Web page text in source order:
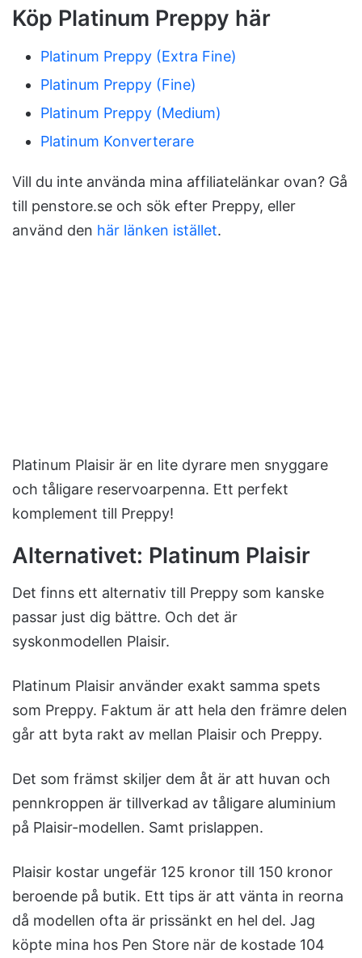
Köp Platinum Preppy här
Platinum Preppy (Extra Fine)
Platinum Preppy (Fine)
Platinum Preppy (Medium)
Platinum Konverterare
Vill du inte använda mina affiliatelänkar ovan? Gå
till penstore.se och sök efter Preppy, eller
använd den här länken istället.
Platinum Plaisir är en lite dyrare men snyggare
och tåligare reservoarpenna. Ett perfekt
komplement till Preppy!
Alternativet: Platinum Plaisir
Det finns ett alternativ till Preppy som kanske
passar just dig bättre. Och det är
syskonmodellen Plaisir.
Platinum Plaisir använder exakt samma spets
som Preppy. Faktum är att hela den främre delen
går att byta rakt av mellan Plaisir och Preppy.
Det som främst skiljer dem åt är att huvan och
pennkroppen är tillverkad av tåligare aluminium
på Plaisir-modellen. Samt prislappen.
Plaisir kostar ungefär 125 kronor till 150 kronor
beroende på butik. Ett tips är att vänta in reorna
då modellen ofta är prissänkt en hel del. Jag
köpte mina hos Pen Store när de kostade 104